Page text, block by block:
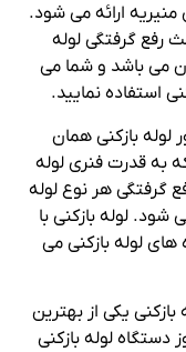
ارائه می شود.
رفع گرفتگی لوله
می باشد و شما می
استفاده نمایید.
لوله بازکنی همان
به قدرت فنری لوله
گرفتگی هر نوع لوله
شود. لوله بازکنی با
لوله بازکنی می
یکی از بهترین
دستگاه لوله بازکنی